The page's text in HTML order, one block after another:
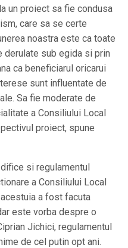
un proiect sa fie condusa
care sa se certe
noastra este ca toate
sub egida si prin
ca beneficiarul oricarui
sunt influentate de
Sa fie moderate de
a Consiliului Local
proiect, spune
si regulamentul
a Consiliului Local
a fost facuta
este vorba despre o
Jichici, regulamentul
de cel putin opt ani.